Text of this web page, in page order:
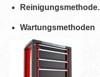
Reinigungsmethode.
Wartungsmethoden